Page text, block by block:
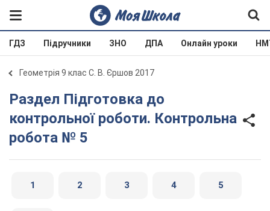
ГДЗ Підручники ЗНО ДПА Онлайн уроки
Геометрія 9 клас С. В. Єршов 2017
Раздел Підготовка до
контрольної роботи. Контрольна
робота № 5
1 2 3 4 5